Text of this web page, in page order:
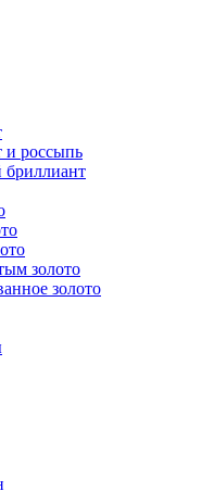
и россыпь
золото
золото